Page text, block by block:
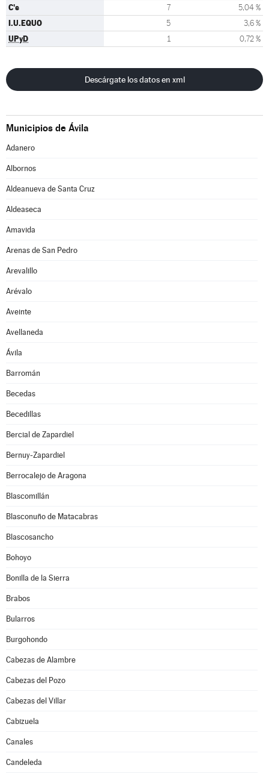
C's 7 5,04 %
I.U.EQUO 5 3,6 %
UPyD 1 0,72 %
Descárgate los datos en xml
Municipios de Ávila
Adanero
Albornos
Aldeanueva de Santa Cruz
Aldeaseca
Amavida
Arenas de San Pedro
Arevalillo
Arévalo
Aveinte
Avellaneda
Ávila
Barromán
Becedas
Becedillas
Bercial de Zapardiel
Bernuy-Zapardiel
Berrocalejo de Aragona
Blascomillán
Blasconuño de Matacabras
Blascosancho
Bohoyo
Bonilla de la Sierra
Brabos
Bularros
Burgohondo
Cabezas de Alambre
Cabezas del Pozo
Cabezas del Villar
Cabizuela
Canales
Candeleda